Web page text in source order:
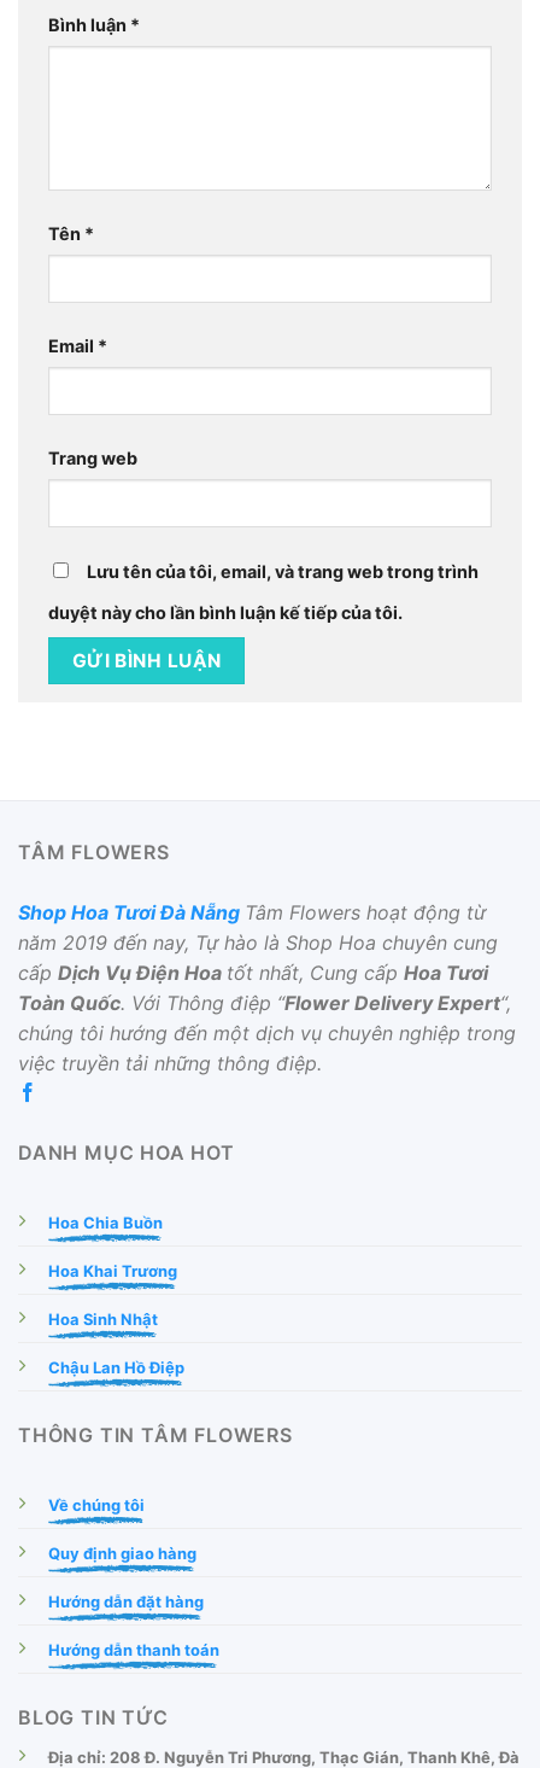
Bình luận *
Tên *
Email *
Trang web
Lưu tên của tôi, email, và trang web trong trình
duyệt này cho lần bình luận kế tiếp của tôi.
TÂM FLOWERS
Shop Hoa Tươi Đà Nẵng Tâm Flowers hoạt động từ
năm 2019 đến nay, Tự hào là Shop Hoa chuyên cung
cấp Dịch Vụ Điện Hoa tốt nhất, Cung cấp Hoa Tươi
Toàn Quốc. Với Thông điệp “Flower Delivery Expert“,
chúng tôi hướng đến một dịch vụ chuyên nghiệp trong
việc truyền tải những thông điệp.
DANH MỤC HOA HOT
Hoa Chia Buồn
Hoa Khai Trương
Hoa Sinh Nhật
Chậu Lan Hồ Điệp
THÔNG TIN TÂM FLOWERS
Về chúng tôi
Quy định giao hàng
Hướng dẫn đặt hàng
Hướng dẫn thanh toán
BLOG TIN TỨC
Địa chỉ: 208 Đ. Nguyễn Tri Phương, Thạc Gián, Thanh Khê, Đà